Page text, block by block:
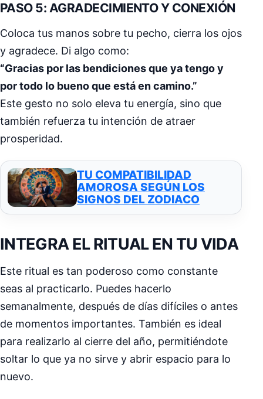
PASO 5: AGRADECIMIENTO Y CONEXIÓN
Coloca tus manos sobre tu pecho, cierra los ojos
y agradece. Di algo como:
“Gracias por las bendiciones que ya tengo y
por todo lo bueno que está en camino.”
Este gesto no solo eleva tu energía, sino que
también refuerza tu intención de atraer
prosperidad.
TU COMPATIBILIDAD
AMOROSA SEGÚN LOS
SIGNOS DEL ZODIACO
INTEGRA EL RITUAL EN TU VIDA
Este ritual es tan poderoso como constante
seas al practicarlo. Puedes hacerlo
semanalmente, después de días difíciles o antes
de momentos importantes. También es ideal
para realizarlo al cierre del año, permitiéndote
soltar lo que ya no sirve y abrir espacio para lo
nuevo.